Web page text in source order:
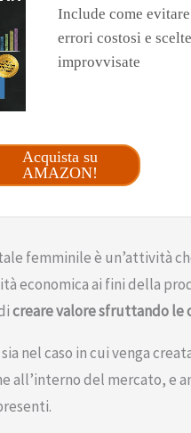
Include come evitare
errori costosi e scelte
improvvisate
Acquista su
AMAZON!
femminile è un’attività
economica ai fini della
creare valore sfruttando
caso in cui venga
del mercato, e